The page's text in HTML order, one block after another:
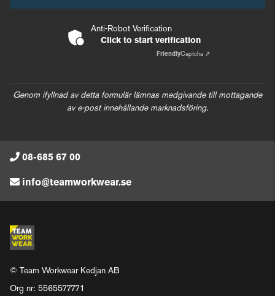
Anti-Robot Verification
Click to start verification
FriendlyCaptcha ⇗
Genom ifyllnad av detta formulär lämnas medgivande till mottagande
av e-post innehållande marknadsföring.
08-685 67 00
info@teamworkwear.se
© Team Workwear Kedjan AB
Org nr: 5565577771